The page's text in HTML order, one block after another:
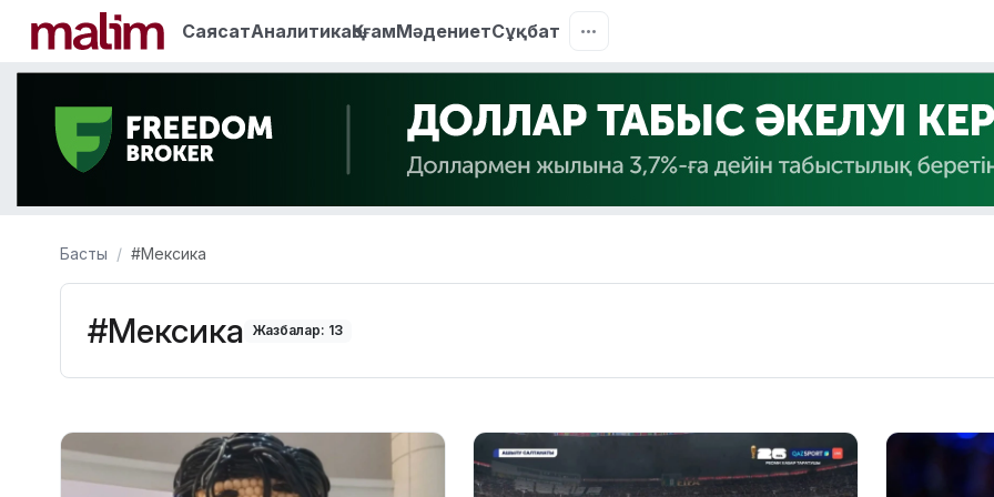
СаясатАналитикаҚоғамМәдениетСұқбат
Басты #Мексика
#Мексика Жазбалар: 13